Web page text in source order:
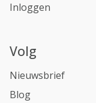
Inloggen
Volg
Nieuwsbrief
Blog